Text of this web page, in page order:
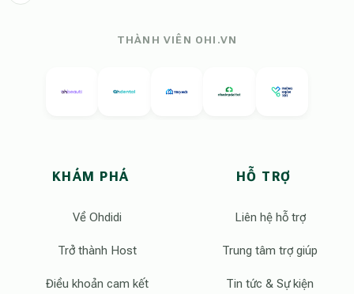
THÀNH VIÊN OHI.VN
KHÁM PHÁ
Về Ohdidi
Trở thành Host
Điều khoản cam kết
HỖ TRỢ
Liên hệ hỗ trợ
Trung tâm trợ giúp
Tin tức & Sự kiện